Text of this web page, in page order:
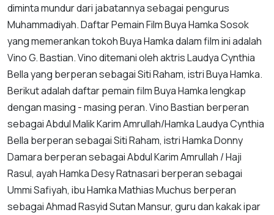
diminta mundur dari jabatannya sebagai pengurus
Muhammadiyah. Daftar Pemain Film Buya Hamka Sosok
yang memerankan tokoh Buya Hamka dalam film ini adalah
Vino G. Bastian. Vino ditemani oleh aktris Laudya Cynthia
Bella yang berperan sebagai Siti Raham, istri Buya Hamka.
Berikut adalah daftar pemain film Buya Hamka lengkap
dengan masing - masing peran. Vino Bastian berperan
sebagai Abdul Malik Karim Amrullah/Hamka Laudya Cynthia
Bella berperan sebagai Siti Raham, istri Hamka Donny
Damara berperan sebagai Abdul Karim Amrullah / Haji
Rasul, ayah Hamka Desy Ratnasari berperan sebagai
Ummi Safiyah, ibu Hamka Mathias Muchus berperan
sebagai Ahmad Rasyid Sutan Mansur, guru dan kakak ipar